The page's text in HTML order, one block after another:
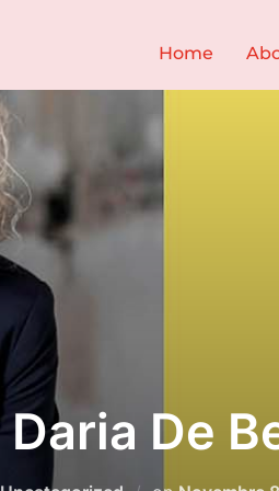
Home
Daria De